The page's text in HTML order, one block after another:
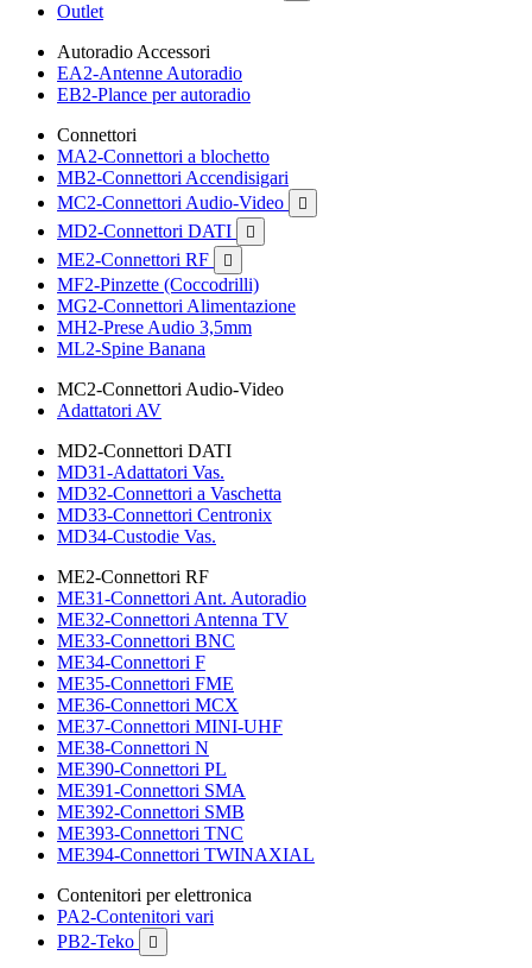
Outlet
Autoradio Accessori
EA2-Antenne Autoradio
EB2-Plance per autoradio
Connettori
MA2-Connettori a blochetto
MB2-Connettori Accendisigari
MC2-Connettori Audio-Video

MD2-Connettori DATI 
ME2-Connettori RF 
MF2-Pinzette (Coccodrilli)
MG2-Connettori Alimentazione
MH2-Prese Audio 3,5mm
ML2-Spine Banana
MC2-Connettori Audio-Video
Adattatori AV
MD2-Connettori DATI
MD31-Adattatori Vas.
MD32-Connettori a Vaschetta
MD33-Connettori Centronix
MD34-Custodie Vas.
ME2-Connettori RF
ME31-Connettori Ant. Autoradio
ME32-Connettori Antenna TV
ME33-Connettori BNC
ME34-Connettori F
ME35-Connettori FME
ME36-Connettori MCX
ME37-Connettori MINI-UHF
ME38-Connettori N
ME390-Connettori PL
ME391-Connettori SMA
ME392-Connettori SMB
ME393-Connettori TNC
ME394-Connettori TWINAXIAL
Contenitori per elettronica
PA2-Contenitori vari
PB2-Teko
